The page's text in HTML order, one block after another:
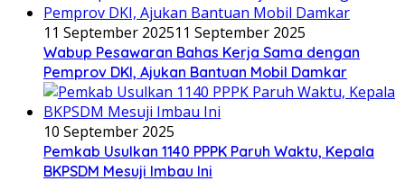
11 September 202511 September 2025
Wabup Pesawaran Bahas Kerja Sama dengan
Pemprov DKI, Ajukan Bantuan Mobil Damkar
10 September 2025
Pemkab Usulkan 1140 PPPK Paruh Waktu, Kepala
BKPSDM Mesuji Imbau Ini